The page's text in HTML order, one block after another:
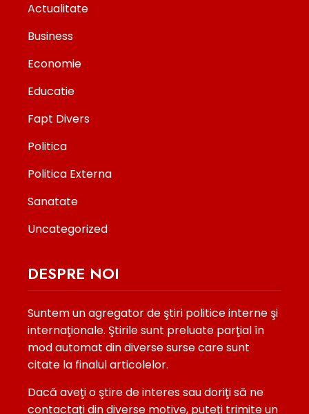
Actualitate
Business
Economie
Educatie
Fapt Divers
Politica
Politica Externa
Sanatate
Uncategorized
DESPRE NOI
Suntem un agregator de ştiri politice interne şi
internaţionale. Ştirile sunt preluate parţial în
mod automat din diverse surse care sunt
citate la finalul articolelor.
Dacă aveţi o ştire de interes sau doriţi să ne
contactaţi din diverse motive, puteţi trimite un